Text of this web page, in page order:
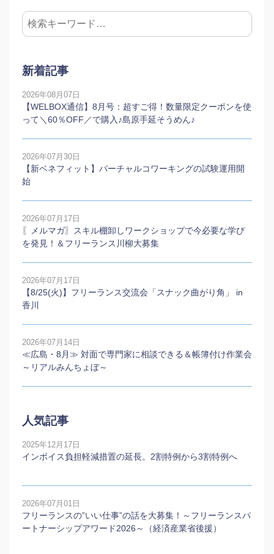
新着記事
2026年08月07日
【WELBOX通信】8月号：超すご得！数量限定クーポンを使
って＼60％OFF／で購入♪島原手延そうめん♪
2026年07月30日
【新ベネフィット】バーチャルコワーキングの試験運用開
始
2026年07月17日
〖メルマガ〗スキル棚卸しワークショップで今必要な学び
を発見！＆フリーランス川柳大募集
2026年07月17日
【8/25(火)】フリーランス交流会「スナック曲がり角」 in
香川
2026年07月14日
≪広島・8月≫ 対面で専門家に相談できる＆帳簿付け作業会
～リアルみんちょぼ～
人気記事
2025年12月17日
インボイス負担軽減措置の延長。2割特例から3割特例へ
2026年07月01日
フリーランスの”いい仕事”の話を大募集！～フリーランスパ
ートナーシップアワード2026～（経済産業省後援）